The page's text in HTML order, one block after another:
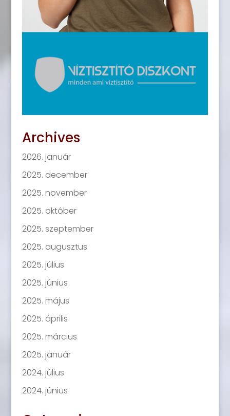
Archives
2026. január
2025. december
2025. november
2025. október
2025. szeptember
2025. augusztus
2025. július
2025. június
2025. május
2025. április
2025. március
2025. január
2024. július
2024. június